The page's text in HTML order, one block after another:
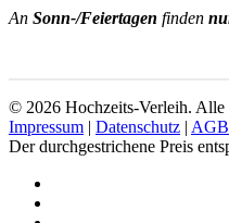
An Sonn-/Feiertagen finden
© 2026 Hochzeits-Verleih. Alle
Impressum | Datenschutz | AGB
Der durchgestrichene Preis